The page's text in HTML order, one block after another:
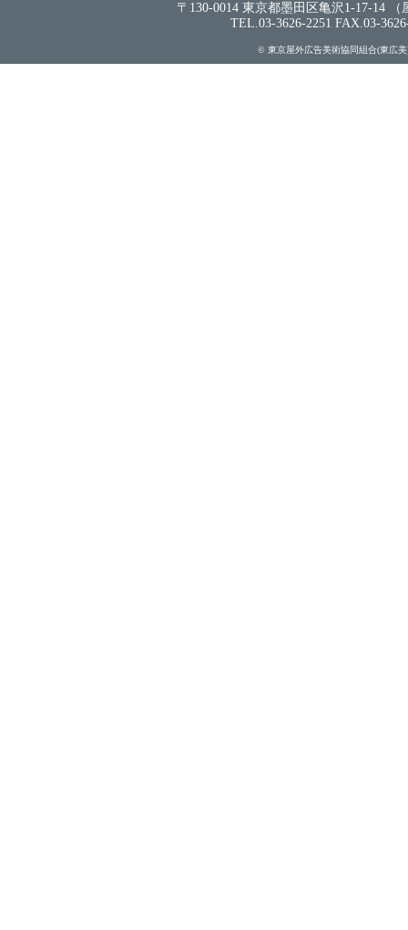
〒130-0014 東京都墨田区亀沢1-17-14 （
TEL.03-3626-2251 FAX.03-
© 東京屋外広告美術協同組合(東広美